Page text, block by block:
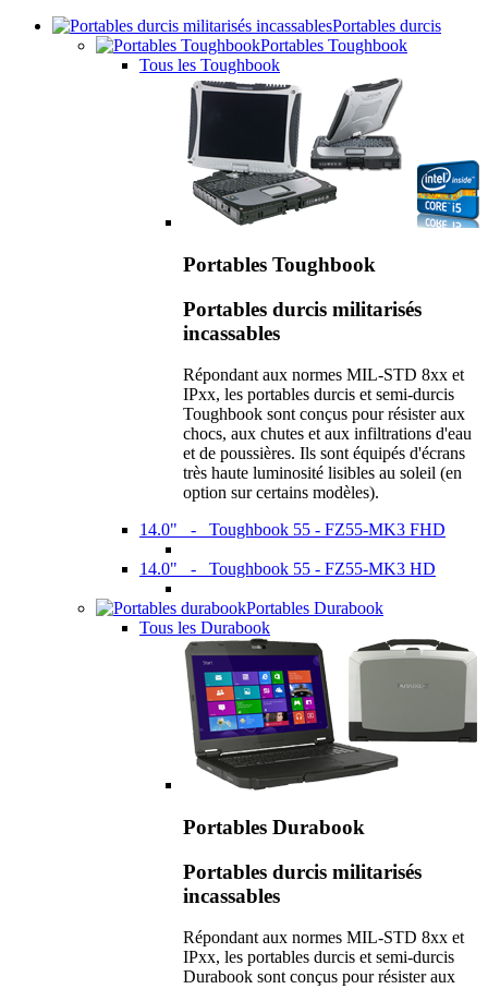
Portables durcis
Portables Toughbook
Tous les Toughbook
Portables Toughbook
Portables durcis militarisés
incassables
Répondant aux normes MIL-STD 8xx et
IPxx, les portables durcis et semi-durcis
Toughbook sont conçus pour résister aux
chocs, aux chutes et aux infiltrations d'eau
et de poussières. Ils sont équipés d'écrans
très haute luminosité lisibles au soleil (en
option sur certains modèles).
14.0" - Toughbook 55 - FZ55-MK3 FHD
14.0" - Toughbook 55 - FZ55-MK3 HD
Portables Durabook
Tous les Durabook
Portables Durabook
Portables durcis militarisés
incassables
Répondant aux normes MIL-STD 8xx et
IPxx, les portables durcis et semi-durcis
Durabook sont conçus pour résister aux